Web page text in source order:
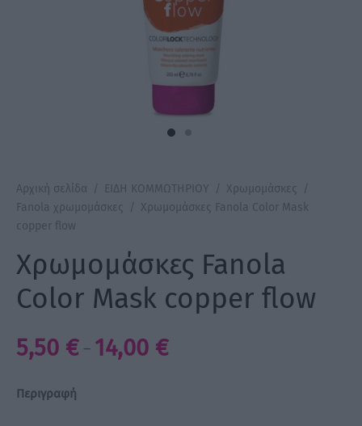
Αρχική σελίδα / ΕΙΔΗ ΚΟΜΜΩΤΗΡΙΟΥ / Χρωμομάσκες
/
Fanola χρωμομάσκες
/ Χρωμομάσκες Fanola Color Mask
copper flow
Χρωμομάσκες Fanola
Color Mask copper flow
5,50 € – 14,00 €Price
Περιγραφή
Xanitalia